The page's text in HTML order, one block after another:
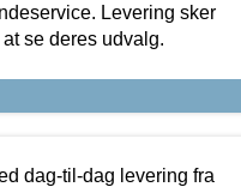
Levering sker
se deres udvalg.
dag-til-dag levering fra